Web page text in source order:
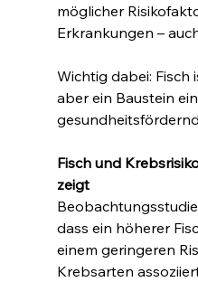
möglicher
Erkrankungen –
Wichtig dabei: Fisch
aber ein Baustein
Fisch und
zeigt
dass ein höherer
einem geringeren
Krebsarten